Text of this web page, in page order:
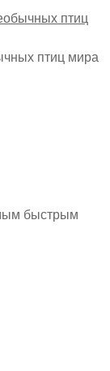
птиц мира
быстрым